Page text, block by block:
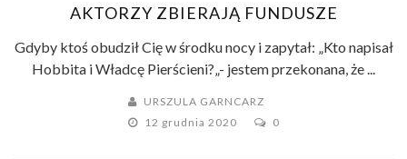
AKTORZY ZBIERAJĄ FUNDUSZE
Gdyby ktoś obudził Cię w środku nocy i zapytał: „Kto napisał
Hobbita i Władcę Pierścieni?„- jestem przekonana, że ...
URSZULA GARNCARZ
12 grudnia 2020
0